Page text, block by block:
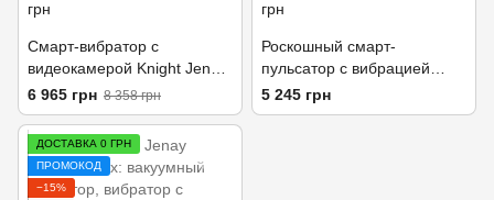
Смарт-вибратор с
видеокамерой Knight Jenay
True & Pure I, 10 режимов,
подогрев
6 965 грн 8 358 грн
Роскошный смарт-
пульсатор с вибрацией
Knight Jenay Prince &
Princess
5 245 грн
ДОСТАВКА 0 ГРН
ПРОМОКОД
−15%